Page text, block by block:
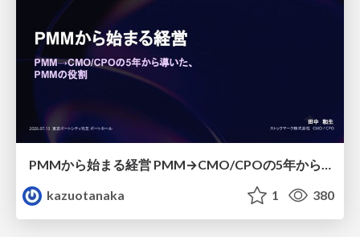
kazuotanaka
1 380